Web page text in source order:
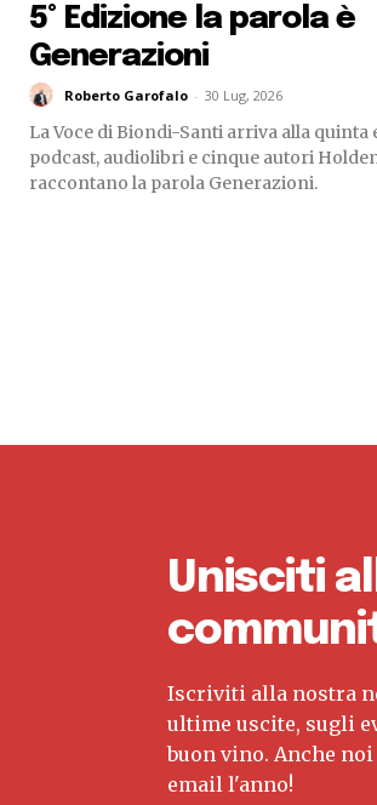
5° Edizione la parola è
Generazioni
Roberto Garofalo - 30 Lug, 2026
La Voce di Biondi-Santi arriva alla quinta
podcast, audiolibri e cinque autori
raccontano la parola Generazioni.
Unisciti
Iscriviti alla nostra
ultime uscite, sugli
buon vino. Anche
email l'anno!